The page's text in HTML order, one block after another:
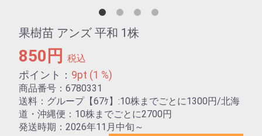
果樹苗 アンズ 平和 1株
850円 税込
ポイント： 9pt (1 %)
商品番号：6780331
送料：グループ【67ｹ】:10株までごとに1300円/北海
道・沖縄便：10株までごとに2700円
発送時期：2026年11月中旬～